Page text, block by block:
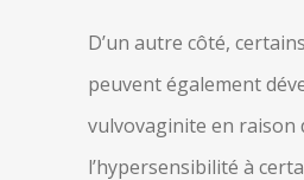
D’un autre côté,
peuvent également
vulvovaginite en raison
l’hypersensibilité à